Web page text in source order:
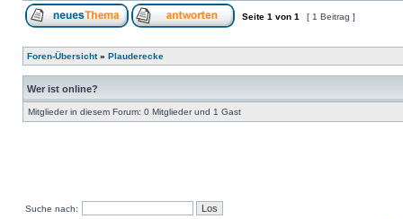
Seite 1 von 1 [ 1 Beitrag ]
Foren-Übersicht» Plauderecke
Wer ist online?
Mitglieder in diesem Forum: 0 Mitglieder und 1 Gast
Suche nach: